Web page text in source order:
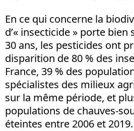
En ce qui concerne la
d’« insecticide » porte bien
30 ans, les pesticides ont
disparition de 80 % des
France, 39 % des
spécialistes des milieux
sur la même période, et
populations de chauves-
éteintes entre 2006 et 2019.